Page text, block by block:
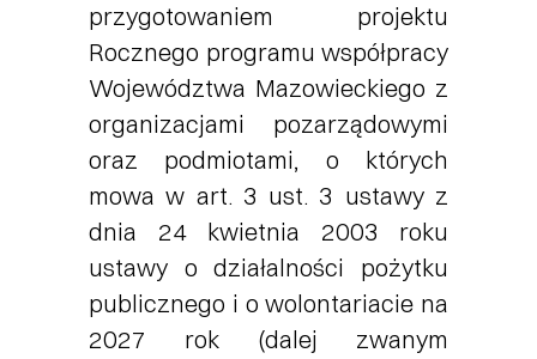
przygotowaniem projektu
Rocznego programu współpracy
Województwa Mazowieckiego z
organizacjami pozarządowymi
oraz podmiotami, o których
mowa w art. 3 ust. 3 ustawy z
dnia 24 kwietnia 2003 roku
ustawy o działalności pożytku
publicznego i o wolontariacie na
2027 rok (dalej zwanym